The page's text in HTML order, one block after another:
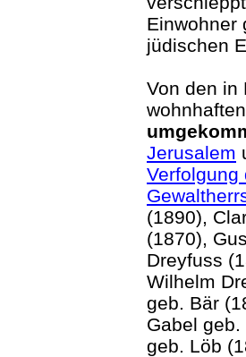
Einwohner
jüdischen
Von den in
Jerusalem
Verfolgung
(1890),
(1870),
Dreyfuss
Wilhelm
geb. Bär
Gabel
geb. Löb